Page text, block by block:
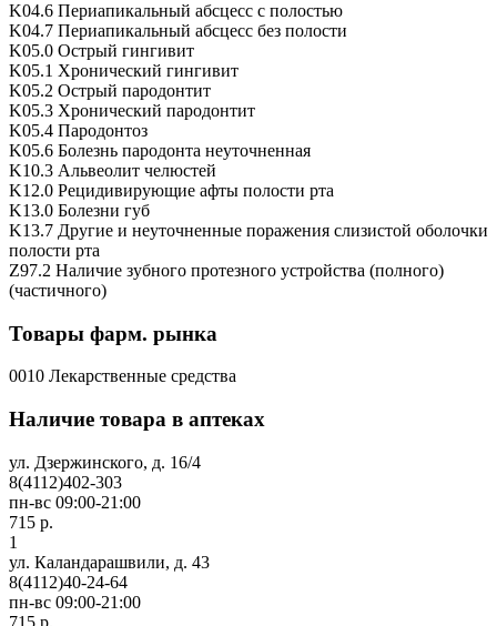
K04.6 Периапикальный абсцесс с полостью
K04.7 Периапикальный абсцесс без полости
K05.0 Острый гингивит
K05.1 Хронический гингивит
K05.2 Острый пародонтит
K05.3 Хронический пародонтит
K05.4 Пародонтоз
K05.6 Болезнь пародонта неуточненная
K10.3 Альвеолит челюстей
K12.0 Рецидивирующие афты полости рта
K13.0 Болезни губ
K13.7 Другие и неуточненные поражения слизистой оболочки
полости рта
Z97.2 Наличие зубного протезного устройства (полного)
(частичного)
Товары фарм. рынка
0010 Лекарственные средства
Наличие товара в аптеках
ул. Дзержинского, д. 16/4
8(4112)402-303
пн-вс 09:00-21:00
715 р.
1
ул. Каландарашвили, д. 43
8(4112)40-24-64
пн-вс 09:00-21:00
715 р.